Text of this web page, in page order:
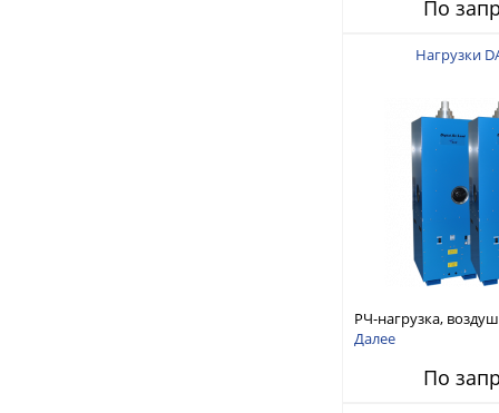
По
Нагрузки
РЧ-нагрузка,
охлаждение 40кВт
Далее
По